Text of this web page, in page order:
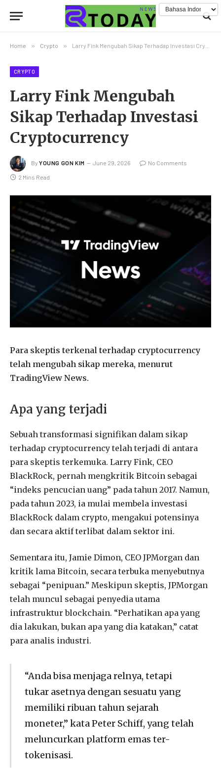
Home » Crypto » Larry Fink Mengubah Sikap Terhadap Investasi Cryptocurrency
CRYPTO
Larry Fink Mengubah
Sikap Terhadap Investasi
Cryptocurrency
By YOUNG GON KIM June 29, 2026 No Comments
2 Mins Read
Para skeptis terkenal terhadap cryptocurrency
telah mengubah sikap mereka, menurut
TradingView News.
Apa yang terjadi
Sebuah transformasi signifikan dalam sikap
terhadap cryptocurrency telah terjadi di antara
para skeptis terkemuka. Larry Fink, CEO
BlackRock, pernah mengkritik Bitcoin sebagai
“indeks pencucian uang” pada tahun 2017. Namun,
pada tahun 2023, ia mulai membela investasi
BlackRock dalam crypto, mengakui potensinya
dan secara aktif terlibat dalam sektor ini.
Sementara itu, Jamie Dimon, CEO JPMorgan dan
kritik lama Bitcoin, secara terbuka menyebutnya
sebagai “penipuan.” Meskipun skeptis, JPMorgan
telah muncul sebagai penyedia utama
infrastruktur blockchain. “Perhatikan apa yang
dia lakukan, bukan apa yang dia katakan,” catat
para analis industri.
“Anda bisa menjaga relnya, tetapi
tukar asetnya dengan sesuatu yang
memiliki ribuan tahun sejarah
moneter,” kata Peter Schiff, yang telah
meluncurkan platform emas ter-
tokenisasi.